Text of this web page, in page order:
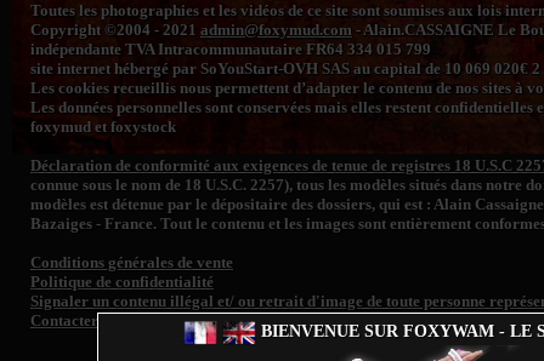
BIENVENUE SUR FOXYWAM - LE
Toutes les photographies et les vidéos de ce site sont soumises aux lois
Copyright ©2004 - 2021 admin@foxymud.com - Alain.CASSAIGNE Le
indépendante TVA Intracommunautaire FR64 334 015 799
site internet hébergé par SoYouStart-OVH SAS au capital de 10 069 020€
Les cookies recueillis nous permettent d’adapter le contenu de nos sites à
Les données personnelles sont conservées mais elles restent
foxymud et foxystock
Déclaration de conformité aux exigences de tenue de registres 18 U.S.C
connue sous le nom de 18 U.S.C. 2257), tous les modèles situés dans
modèles est détenue par le dépositaire des dossiers, qui est : Alain
Bazaiges - France. Tout le contenu et les images sont entièrement
Conditions générales de vente
Politique de confidentialité
Signaler un contenu illégal et/ ou retrait d'image de toute personne
Contacter le support